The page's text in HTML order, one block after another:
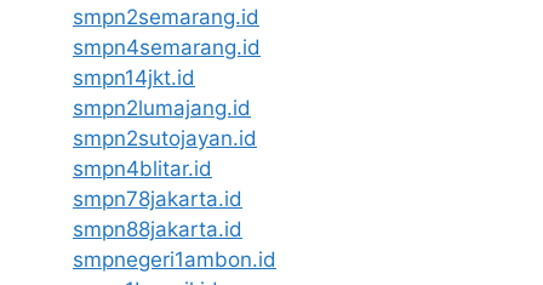
smpn2semarang.id
smpn4semarang.id
smpn14jkt.id
smpn2lumajang.id
smpn2sutojayan.id
smpn4blitar.id
smpn78jakarta.id
smpn88jakarta.id
smpnegeri1ambon.id